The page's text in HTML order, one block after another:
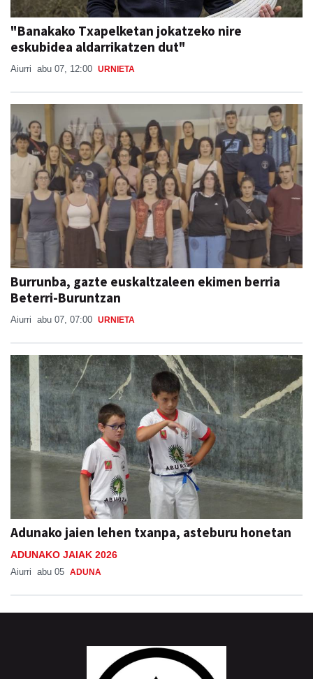
"Banakako Txapelketan jokatzeko nire
eskubidea aldarrikatzen dut"
Aiurri abu 07, 12:00 URNIETA
Burrunba, gazte euskaltzaleen ekimen berria
Beterri-Buruntzan
Aiurri abu 07, 07:00 URNIETA
Adunako jaien lehen txanpa, asteburu honetan
ADUNAKO JAIAK 2026
Aiurri abu 05 ADUNA